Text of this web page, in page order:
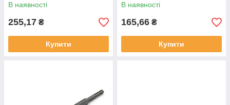
В наявності
255,17 ₴
Купити
В наявності
165,66 ₴
Купити